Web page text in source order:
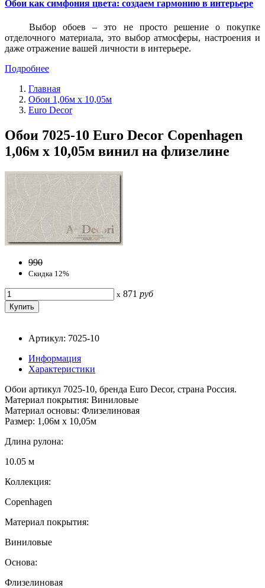
Обои как симфония цвета: создаем гармонию в интерьере
Выбор обоев – это не просто решение о покупке
отделочного материала, это выбор атмосферы, настроения и
даже отражение вашей личности в интерьере.
Подробнее
Главная
Обои 1,06м х 10,05м
Euro Decor
Обои 7025-10 Euro Decor Copenhagen
1,06м х 10,05м винил на флизелине
990
Скидка 12%
x 871 руб
Артикул: 7025-10
Информация
Характеристики
Обои артикул 7025-10, бренда Euro Decor, страна Россия.
Материал покрытия: Виниловые
Материал основы: Флизелиновая
Размер: 1,06м х 10,05м
Длина рулона:
10.05 м
Коллекция:
Copenhagen
Материал покрытия:
Виниловые
Основа:
Флизелиновая